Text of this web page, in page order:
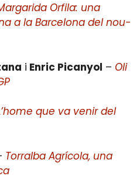
Orfila: una
a la Barcelona del nou-
i Enric Picanyol – Oli
que va venir del
Torralba Agrícola, una